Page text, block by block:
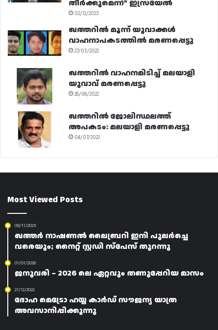
തീർക്കുമെന്ന്” ഇസ്രയേൽ
02/12/2023
ഖത്തറിൽ മൂന്ന് യുവാക്കൾ
വാഹനാപകടത്തിൽ മരണപ്പെട്ടു
27/03/2022
ഖത്തറിൽ വാഹനമിടിച്ച് മലയാളി
യുവാവ് മരണപ്പെട്ടു
26/06/2022
ഖത്തറിൽ ജോലിസ്ഥലത്ത്
അപകടം: മലയാളി മരണപ്പെട്ടു
04/07/2022
Most Viewed Posts
09/11/2025
ഖത്തർ നാഷണൽ ലൈബ്രറി ഇനി പുലർച്ചെ
വരെയും; നൈറ്റ് സ്റ്റഡി സ്‌പേസ് തുറന്നു
01/01/2026
ജനുവരി – 2026 ലെ ഏറ്റവും തണുപ്പേറിയ മാസം
21/12/2022
ദോഹ മെട്രോ ഹയ്യ കാർഡ് സൗജന്യ യാത്ര
അവസാനിപ്പിക്കുന്നു